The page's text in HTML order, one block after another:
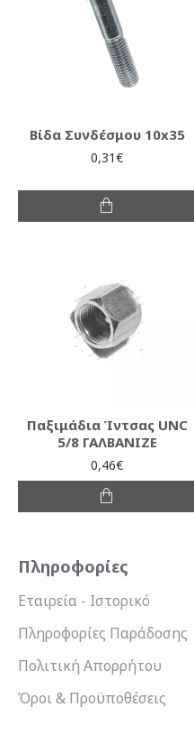
Βίδα Συνδέσμου 10x35
0,31€
Παξιμάδια Ίντσας UNC
5/8 ΓΑΛΒΑΝΙΖΕ
0,46€
Πληροφορίες
Εταιρεία - Ιστορικό
Πληροφορίες Παράδοσης
Πολιτική Απορρήτου
Όροι & Προϋποθέσεις